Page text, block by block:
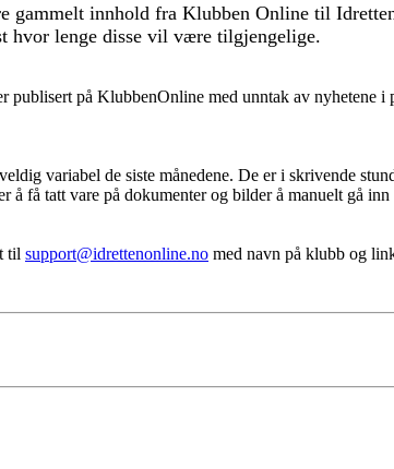
gammelt innhold fra Klubben Online til
hvor lenge disse vil være tilgjengelige.
publisert på KlubbenOnline med unntak av nyhetene
variabel de siste månedene. De er i skrivende
få tatt vare på dokumenter og bilder å manuelt gå
til support@idrettenonline.no med navn på klubb og